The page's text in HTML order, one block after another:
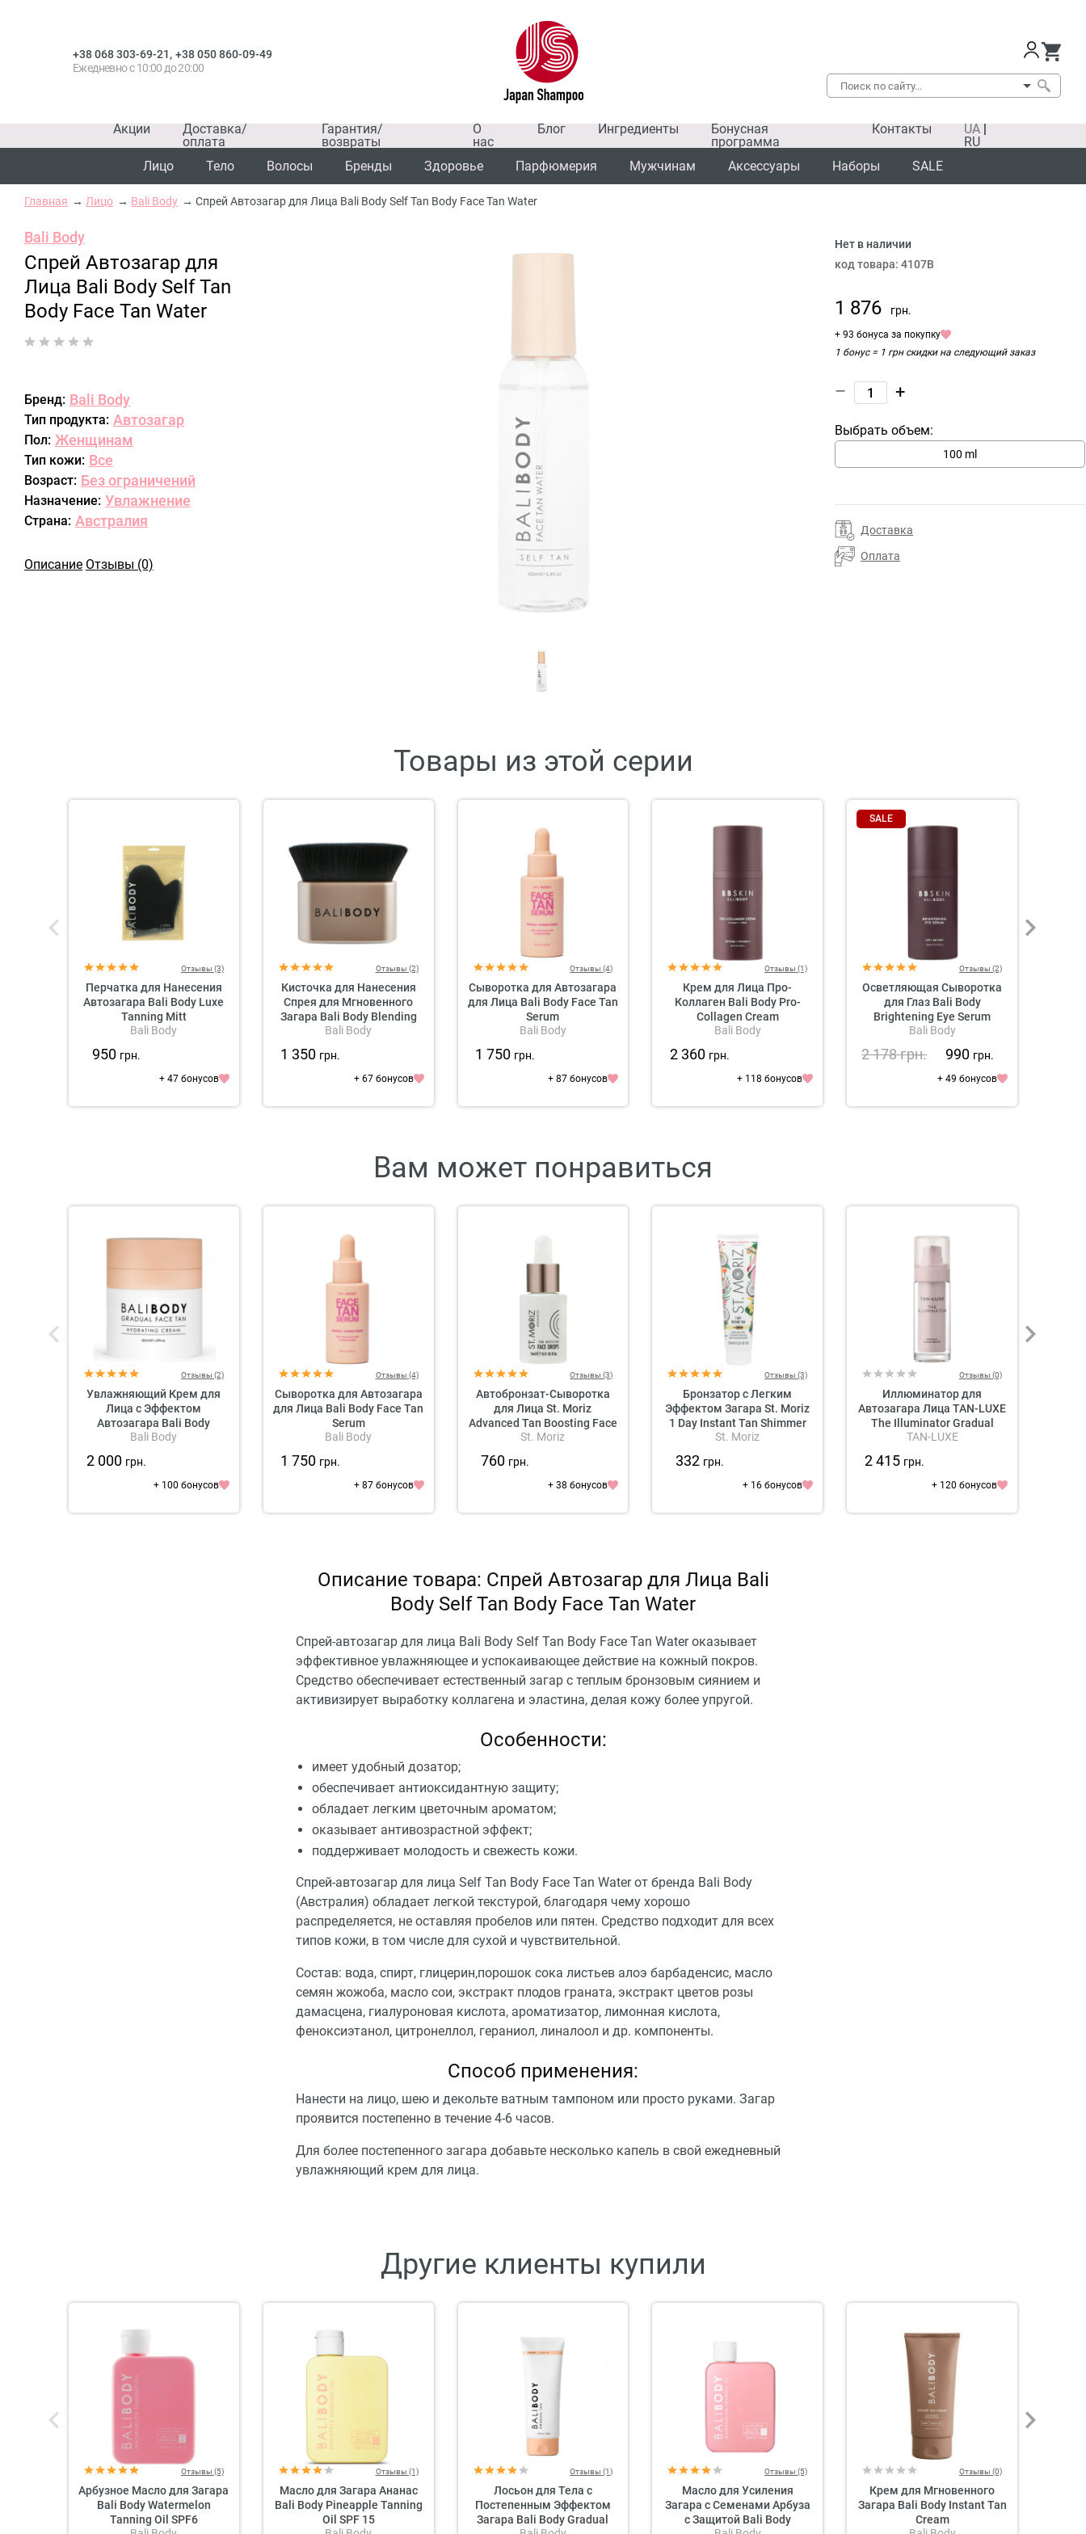
+38 068 303-69-21, +38 050 860-09-49
Ежедневно с 10:00 до 20:00
Акции
Доставка/
оплата
Гарантия/
возвраты
О
нас
Блог Ингредиенты
Бонусная
программа
Контакты UA |
RU
Лицо
Тело Волосы Бренды Здоровье Парфюмерия Мужчинам Аксессуары Наборы SALE
Главная Лицо Bali Body Спрей Автозагар для Лица Bali Body Self Tan Body Face Tan Water
Bali Body
Спрей Автозагар для
Лица Bali Body Self Tan
Body Face Tan Water
Бренд: Bali Body
Тип продукта: Автозагар
Пол: Женщинам
Тип кожи: Все
Возраст: Без ограничений
Назначение: Увлажнение
Страна: Австралия
Описание Отзывы (0)
Нет в наличии
код товара: 4107B
1 876 грн.
+ 93 бонуса за покупку
1 бонус = 1 грн скидки на следующий заказ
– +
Выбрать объем:
100 ml
Доставка
Оплата
Товары из этой серии
Отзывы (3)
Перчатка для Нанесения
Автозагара Bali Body Luxe
Tanning Mitt
Bali Body
950 грн.
+ 47 бонусов
Отзывы (2)
Кисточка для Нанесения
Спрея для Мгновенного
Загара Bali Body Blending
Brush
Bali Body
1 350 грн.
+ 67 бонусов
Отзывы (4)
Сыворотка для Автозагара
для Лица Bali Body Face Tan
Serum
Bali Body
1 750 грн.
+ 87 бонусов
Отзывы (1)
Крем для Лица Про-
Коллаген Bali Body Pro-
Collagen Cream
Bali Body
2 360 грн.
+ 118 бонусов
SALE
Отзывы (2)
Осветляющая Сыворотка
для Глаз Bali Body
Brightening Eye Serum
Bali Body
2 178грн. 990 грн.
+ 49 бонусов
Вам может понравиться
Отзывы (2)
Увлажняющий Крем для
Лица с Эффектом
Автозагара Bali Body
Gradual Face Tan
Bali Body
2 000 грн.
+ 100 бонусов
Отзывы (4)
Сыворотка для Автозагара
для Лица Bali Body Face Tan
Serum
Bali Body
1 750 грн.
+ 87 бонусов
Отзывы (3)
Автобронзат-Сыворотка
для Лица St. Moriz
Advanced Tan Boosting Face
Drops
St. Moriz
760 грн.
+ 38 бонусов
Отзывы (3)
Бронзатор с Легким
Эффектом Загара St. Moriz
1 Day Instant Tan Shimmer
Coconut Paradise
St. Moriz
332 грн.
+ 16 бонусов
Отзывы (0)
Иллюминатор для
Автозагара Лица TAN-LUXE
The Illuminator Gradual
Glow Serum
TAN-LUXE
2 415 грн.
+ 120 бонусов
Описание товара: Спрей Автозагар для Лица Bali
Body Self Tan Body Face Tan Water
Спрей-автозагар для лица Bali Body Self Tan Body Face Tan Water оказывает
эффективное увлажняющее и успокаивающее действие на кожный покров.
Средство обеспечивает естественный загар с теплым бронзовым сиянием и
активизирует выработку коллагена и эластина, делая кожу более упругой.
Особенности:
имеет удобный дозатор;
обеспечивает антиоксидантную защиту;
обладает легким цветочным ароматом;
оказывает антивозрастной эффект;
поддерживает молодость и свежесть кожи.
Спрей-автозагар для лица Self Tan Body Face Tan Water от бренда Bali Body
(Австралия) обладает легкой текстурой, благодаря чему хорошо
распределяется, не оставляя пробелов или пятен. Средство подходит для всех
типов кожи, в том числе для сухой и чувствительной.
Состав: вода, спирт, глицерин,порошок сока листьев алоэ барбаденсис, масло
семян жожоба, масло сои, экстракт плодов граната, экстракт цветов розы
дамасцена, гиалуроновая кислота, ароматизатор, лимонная кислота,
феноксиэтанол, цитронеллол, гераниол, линалоол и др. компоненты.
Способ применения:
Нанести на лицо, шею и декольте ватным тампоном или просто руками. Загар
проявится постепенно в течение 4-6 часов.
Для более постепенного загара добавьте несколько капель в свой ежедневный
увлажняющий крем для лица.
Другие клиенты купили
Отзывы (5)
Арбузное Масло для Загара
Bali Body Watermelon
Tanning Oil SPF6
Отзывы (1)
Масло для Загара Ананас
Bali Body Pineapple Tanning
Oil SPF 15
Отзывы (1)
Лосьон для Тела с
Постепенным Эффектом
Загара Bali Body Gradual
Отзывы (5)
Масло для Усиления
Загара с Семенами Арбуза
с Защитой Bali Body
Отзывы (0)
Крем для Мгновенного
Загара Bali Body Instant Tan
Cream